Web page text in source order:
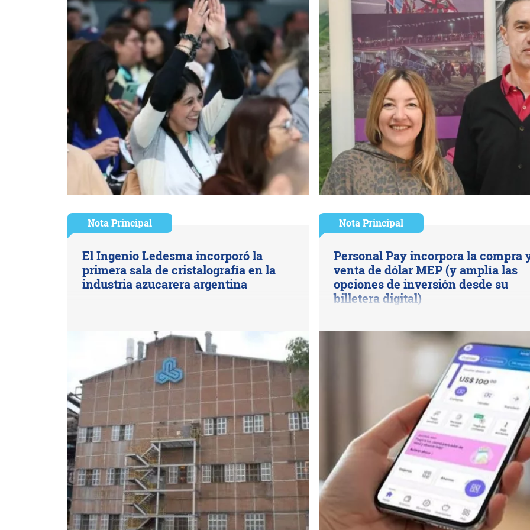
Nota Principal
El Ingenio Ledesma incorporó la
primera sala de cristalografía en la
industria azucarera argentina
Nota Principal
Personal Pay incorpora la compra
venta de dólar MEP (y amplía las
opciones de inversión desde su
billetera digital)